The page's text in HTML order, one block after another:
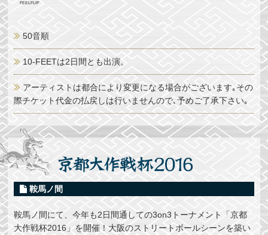
FEELFLIP
50音順
10-FEETは2日間とも出演。
アーティストは都合により変更になる場合がございます｡その
際チケット代金の払戻しは行いませんので､予めご了承下さい｡
鞍馬ノ間
鞍馬ノ間にて、今年も2日間通しての3on3トーナメント「京都
大作戦杯2016」を開催！大阪のストリートボールシーンを築い